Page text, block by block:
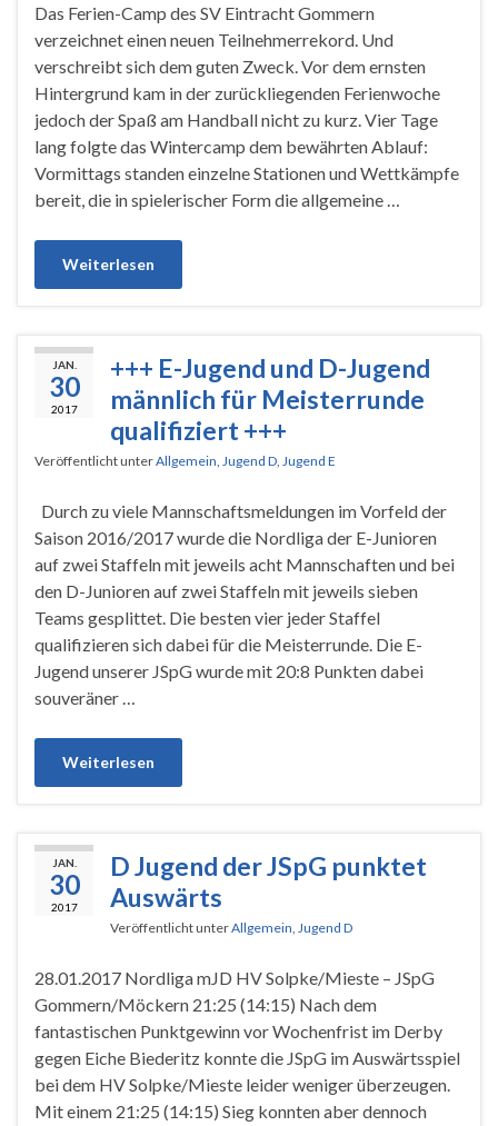
Das Ferien-Camp des SV Eintracht Gommern
verzeichnet einen neuen Teilnehmerrekord. Und
verschreibt sich dem guten Zweck. Vor dem ernsten
Hintergrund kam in der zurückliegenden Ferienwoche
jedoch der Spaß am Handball nicht zu kurz. Vier Tage
lang folgte das Wintercamp dem bewährten Ablauf:
Vormittags standen einzelne Stationen und Wettkämpfe
bereit, die in spielerischer Form die allgemeine …
Weiterlesen
JAN.
30
2017
+++ E-Jugend und D-Jugend
männlich für Meisterrunde
qualifiziert +++
Veröffentlicht unterAllgemein Jugend D Jugend E
Durch zu viele Mannschaftsmeldungen im Vorfeld der
Saison 2016/2017 wurde die Nordliga der E-Junioren
auf zwei Staffeln mit jeweils acht Mannschaften und bei
den D-Junioren auf zwei Staffeln mit jeweils sieben
Teams gesplittet. Die besten vier jeder Staffel
qualifizieren sich dabei für die Meisterrunde. Die E-
Jugend unserer JSpG wurde mit 20:8 Punkten dabei
souveräner …
Weiterlesen
JAN.
30
2017
D Jugend der JSpG punktet
Auswärts
Veröffentlicht unterAllgemein Jugend D
28.01.2017 Nordliga mJD HV Solpke/Mieste – JSpG
Gommern/Möckern 21:25 (14:15) Nach dem
fantastischen Punktgewinn vor Wochenfrist im Derby
gegen Eiche Biederitz konnte die JSpG im Auswärtsspiel
bei dem HV Solpke/Mieste leider weniger überzeugen.
Mit einem 21:25 (14:15) Sieg konnten aber dennoch